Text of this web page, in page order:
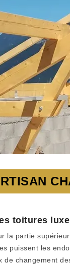
toitures
la partie
puissent les
changement